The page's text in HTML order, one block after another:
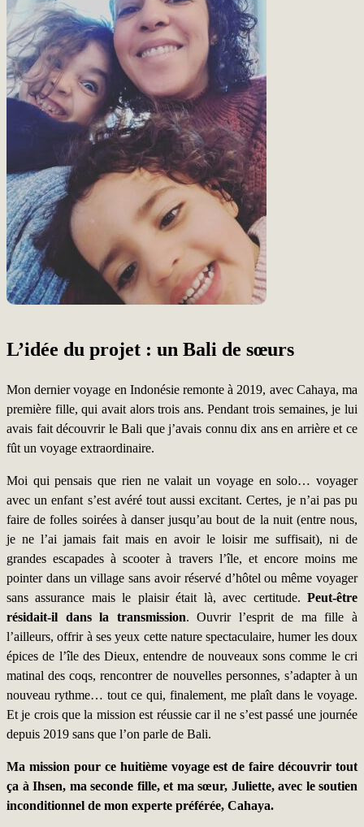
L’idée du projet : un Bali de sœurs
Mon dernier voyage en Indonésie remonte à 2019, avec Cahaya, ma
première fille, qui avait alors trois ans. Pendant trois semaines, je lui
avais fait découvrir le Bali que j’avais connu dix ans en arrière et ce
fût un voyage extraordinaire.
Moi qui pensais que rien ne valait un voyage en solo… voyager
avec un enfant s’est avéré tout aussi excitant. Certes, je n’ai pas pu
faire de folles soirées à danser jusqu’au bout de la nuit (entre nous,
je ne l’ai jamais fait mais en avoir le loisir me suffisait), ni de
grandes escapades à scooter à travers l’île, et encore moins me
pointer dans un village sans avoir réservé d’hôtel ou même voyager
sans assurance mais le plaisir était là, avec certitude. Peut-être
résidait-il dans la transmission. Ouvrir l’esprit de ma fille à
l’ailleurs, offrir à ses yeux cette nature spectaculaire, humer les doux
épices de l’île des Dieux, entendre de nouveaux sons comme le cri
matinal des coqs, rencontrer de nouvelles personnes, s’adapter à un
nouveau rythme… tout ce qui, finalement, me plaît dans le voyage.
Et je crois que la mission est réussie car il ne s’est passé une journée
depuis 2019 sans que l’on parle de Bali.
Ma mission pour ce huitième voyage est de faire découvrir tout
ça à Ihsen, ma seconde fille, et ma sœur, Juliette, avec le soutien
inconditionnel de mon experte préférée, Cahaya.